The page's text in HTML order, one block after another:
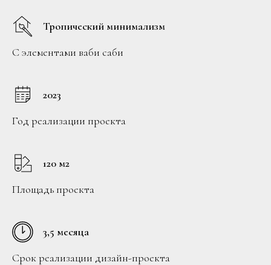
Тропический минимализм
С элементами ваби саби
2023
Год реализации проекта
120 м2
Площадь проекта
3,5 месяца
Срок реализации дизайн-проекта